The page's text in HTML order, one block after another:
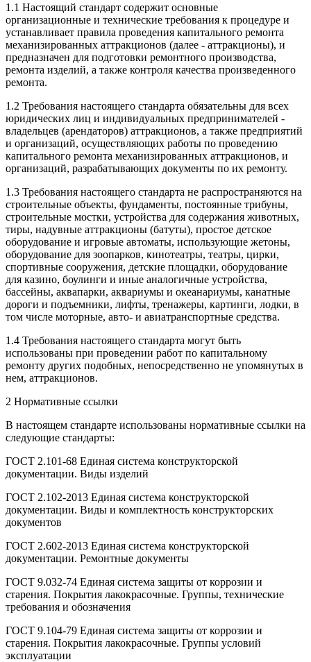
1.1 Настоящий стандарт содержит основные
организационные и технические требования к процедуре и
устанавливает правила проведения капитального ремонта
механизированных аттракционов (далее - аттракционы), и
предназначен для подготовки ремонтного производства,
ремонта изделий, а также контроля качества произведенного
ремонта.
1.2 Требования настоящего стандарта обязательны для всех
юридических лиц и индивидуальных предпринимателей -
владельцев (арендаторов) аттракционов, а также предприятий
и организаций, осуществляющих работы по проведению
капитального ремонта механизированных аттракционов, и
организаций, разрабатывающих документы по их ремонту.
1.3 Требования настоящего стандарта не распространяются на
строительные объекты, фундаменты, постоянные трибуны,
строительные мостки, устройства для содержания животных,
тиры, надувные аттракционы (батуты), простое детское
оборудование и игровые автоматы, использующие жетоны,
оборудование для зоопарков, кинотеатры, театры, цирки,
спортивные сооружения, детские площадки, оборудование
для казино, боулинги и иные аналогичные устройства,
бассейны, аквапарки, аквариумы и океанариумы, канатные
дороги и подъемники, лифты, тренажеры, картинги, лодки, в
том числе моторные, авто- и авиатранспортные средства.
1.4 Требования настоящего стандарта могут быть
использованы при проведении работ по капитальному
ремонту других подобных, непосредственно не упомянутых в
нем, аттракционов.
2 Нормативные ссылки
В настоящем стандарте использованы нормативные ссылки на
следующие стандарты:
ГОСТ 2.101-68 Единая система конструкторской
документации. Виды изделий
ГОСТ 2.102-2013 Единая система конструкторской
документации. Виды и комплектность конструкторских
документов
ГОСТ 2.602-2013 Единая система конструкторской
документации. Ремонтные документы
ГОСТ 9.032-74 Единая система защиты от коррозии и
старения. Покрытия лакокрасочные. Группы, технические
требования и обозначения
ГОСТ 9.104-79 Единая система защиты от коррозии и
старения. Покрытия лакокрасочные. Группы условий
эксплуатации